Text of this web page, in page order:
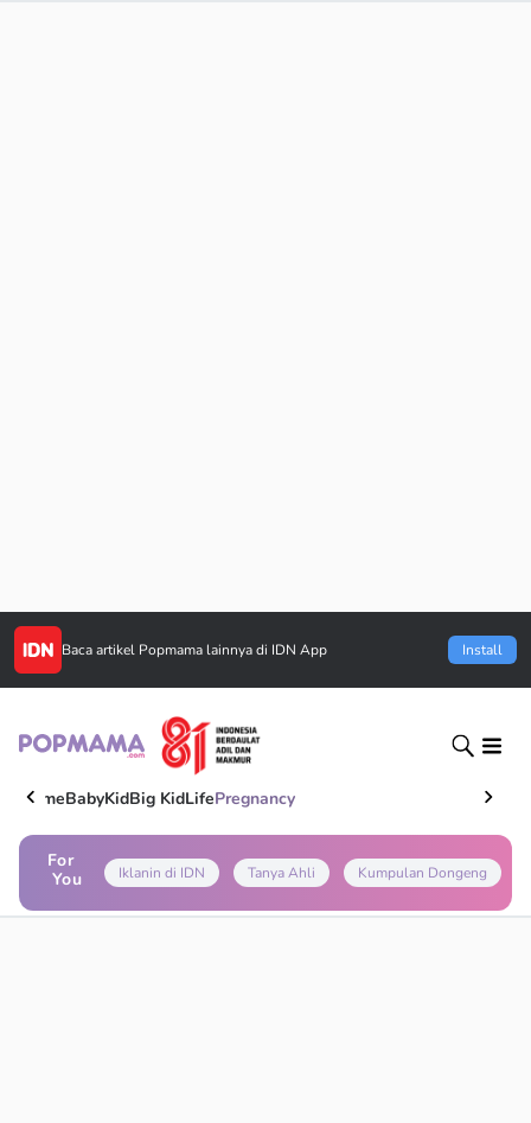
Baca artikel Popmama lainnya di IDN App Install
HomeBabyKidBig KidLifePregnancy
For
You
Iklanin di IDN Tanya Ahli Kumpulan Dongeng